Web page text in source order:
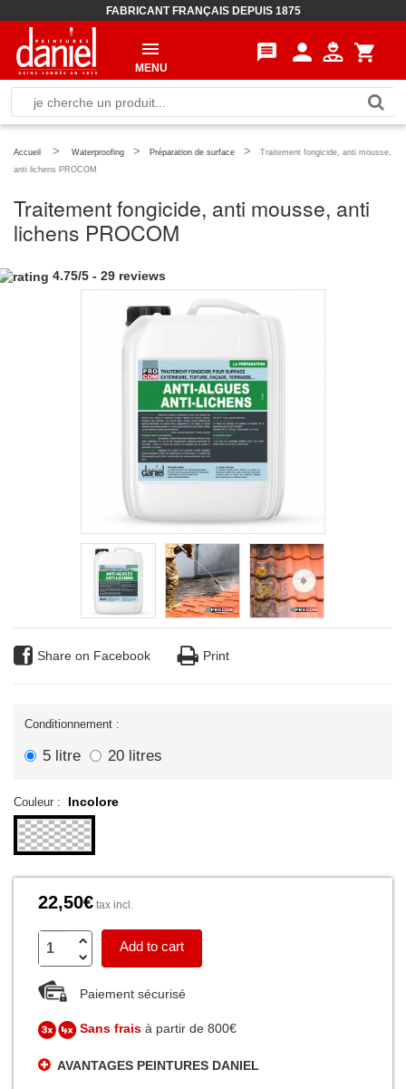
FABRICANT FRANÇAIS DEPUIS 1875
message person shopping_cart
MENU
Accueil > Waterproofing > Préparation de surface >
Traitement fongicide, anti mousse,
anti lichens PROCOM
Share on Facebook Print
Traitement fongicide, anti mousse, anti
lichens PROCOM
4.75/5 - 29 reviews
Conditionnement :
5 litre 20 litres
Couleur : Incolore
22,50€ tax incl.
Add to cart
Paiement sécurisé
Sans fraisà partir de 800€
AVANTAGES PEINTURES DANIEL